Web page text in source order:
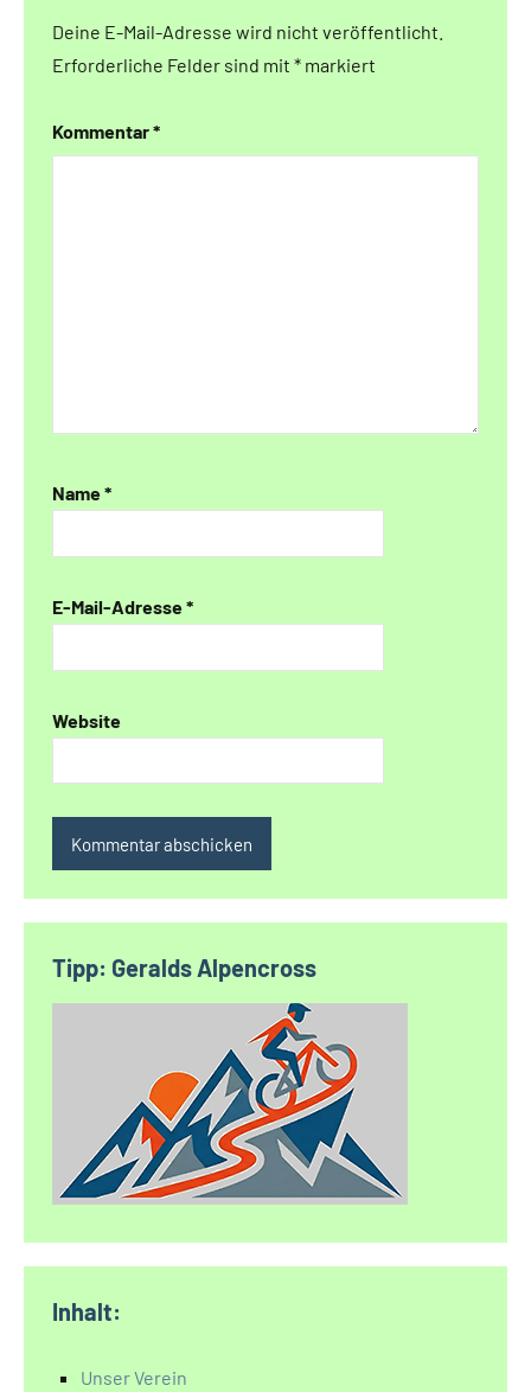
Deine E-Mail-Adresse wird nicht veröffentlicht.
Erforderliche Felder sind mit * markiert
Kommentar*
Name*
E-Mail-Adresse*
Website
Tipp: Geralds Alpencross
Inhalt:
Unser Verein